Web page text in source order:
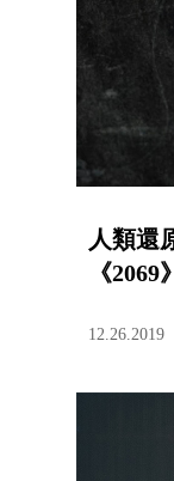
人類還
《
12.26.2019